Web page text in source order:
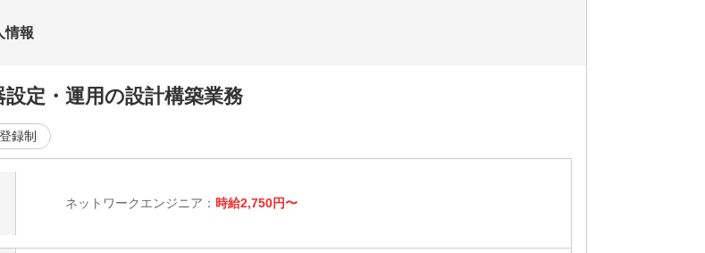
情報
定・運用の設計構築業務
登録制
ネットワークエンジニア： 時給2,750円〜